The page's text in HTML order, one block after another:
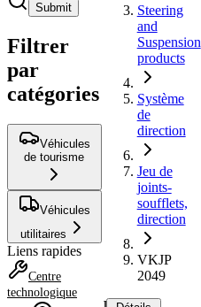
Submit
Filtrer
par
catégories
Véhicules
de tourisme
Véhicules
utilitaires
Liens rapides
Centre
technologique
Steering
and
Suspension
products
Système
de
direction
Jeu de
joints-
soufflets,
direction
VKJP
2049